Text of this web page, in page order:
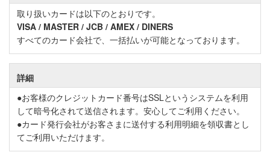
取り扱いカードは以下のとおりです。
VISA / MASTER / JCB / AMEX / DINERS
すべてのカード会社で、一括払いが可能となっております。
詳細
●お客様のクレジットカード番号はSSLというシステムを利用
して暗号化されて送信されます。安心してご利用ください。
●カード発行会社がお客さまに送付する利用明細を領収書とし
てご利用いただけます。